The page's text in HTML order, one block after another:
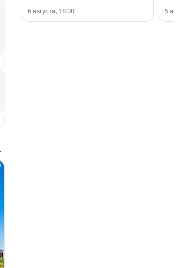
6 августа, 18:00
области».
6